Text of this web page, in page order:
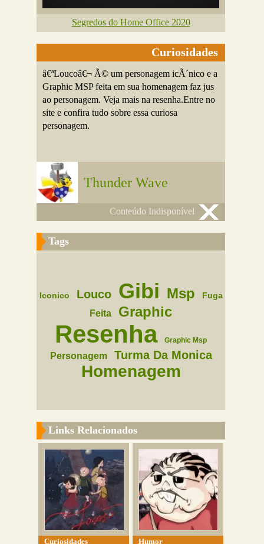
Segredos do Home Office 2020
Curiosidades
â€ªLoucoâ€¬ Ã© um personagem icÃ´nico e a
Graphic MSP feita em sua homenagem faz jus
ao personagem. Veja mais na resenha.Entre no
site e confira tudo sobre essa curiosa
personagem.
Thunder Wave
Conteúdo Indisponível
Tags
Iconico Louco Gibi Msp Fuga
Feita Graphic
Resenha Graphic Msp
Personagem Turma Da Monica
Homenagem
Links Relacionados
Curiosidades
Humor